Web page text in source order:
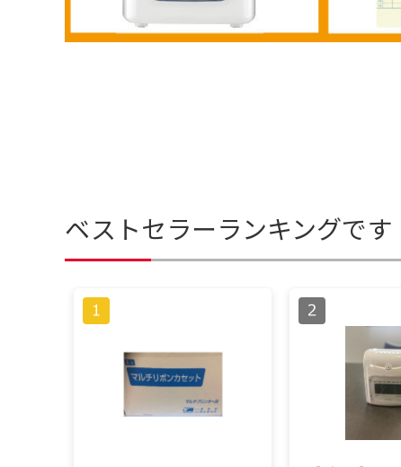
ベストセラーランキングです